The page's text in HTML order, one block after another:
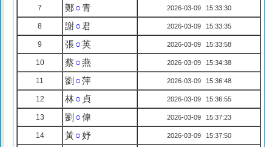
7 鄭○青 2026-03-09 15:33:30
8 謝○君 2026-03-09 15:33:35
9 張○英 2026-03-09 15:33:58
10 蔡○燕 2026-03-09 15:34:38
11 劉 ○萍 2026-03-09 15:36:48
12 林○ 貞 2026-03-09 15:36:55
13 劉 ○偉 2026-03-09 15:37:23
14 黃○妤 2026-03-09 15:37:50